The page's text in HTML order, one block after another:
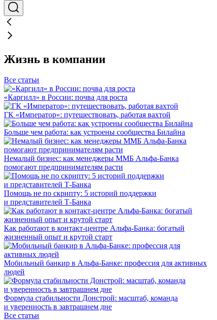
Жизнь в компании
Все статьи
«Каргилл» в России: почва для роста
ГК «Император»: путешествовать, работая вахтой
Больше чем работа: как устроены сообщества Билайна
Немалый бизнес: как менеджеры ММБ Альфа-Банка
помогают предпринимателям расти
Помощь не по скрипту: 5 историй поддержки
и представителей Т-Банка
Как работают в контакт-центре Альфа-Банка: богатый
жизненный опыт и крутой старт
Мобильный банкир в Альфа-Банке: профессия для активных
людей
Формула стабильности Донстрой: масштаб, команда
и уверенность в завтрашнем дне
Все статьи